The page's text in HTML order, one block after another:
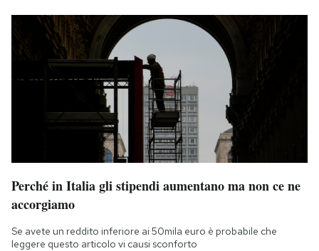
Perché in Italia gli stipendi aumentano ma non ce ne
accorgiamo
Se avete un reddito inferiore ai 50mila euro è probabile che
leggere questo articolo vi causi sconforto